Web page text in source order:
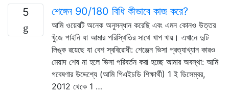
5 শেঙ্গেন 90/180 বিধি কীভাবে কাজ করে?
আমি ওয়েবটি অনেক অনুসন্ধান করেছি এবং এমন কোনও উত্তর
খুঁজে পাইনি যা আমার পরিস্থিতির সাথে খাপ খায়। এখানে দুটি
লিঙ্ক রয়েছে যা বেশ স্ববিরোধী: শেঞ্জেন ভিসা প্রত্যাখ্যান কারও
মেয়াদ শেষ না হলে ভিসা পরিবর্তন করা হচ্ছে আমার অবস্থা: আমি
গবেষণার উদ্দেশ্যে (আমি পিএইচডি শিক্ষার্থী) 1 ই ডিসেম্বর,
2012 থেকে 1 …